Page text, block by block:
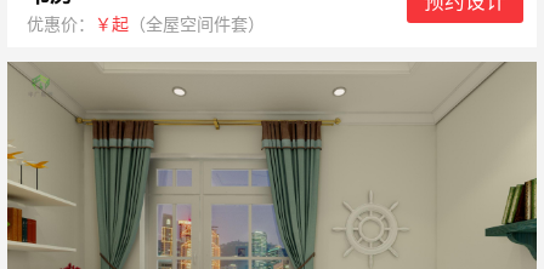
优惠价： ￥起 （全屋空间件套）